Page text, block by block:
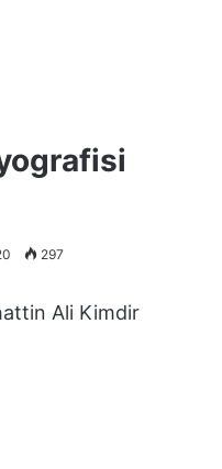
297
Ali Kimdir